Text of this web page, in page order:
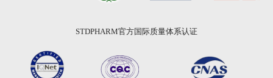
STDPHARM官方国际质量体系认证